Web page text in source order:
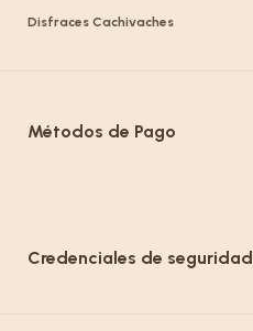
Disfraces Cachivaches
Métodos de Pago
Credenciales de seguridad